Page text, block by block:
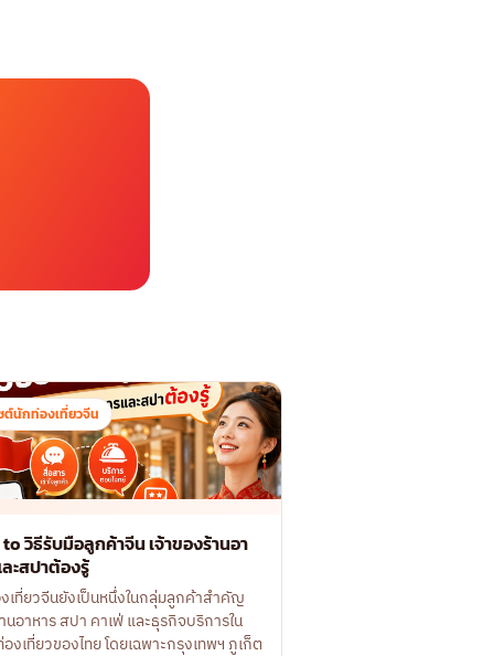
ต์นักท่องเที่ยวจีน
วิธีรับมือลูกค้าจีน เจ้าของร้านอา
ะสปาต้องรู้
เที่ยวจีนยังเป็นหนึ่งในกลุ่มลูกค้าสำคัญ
นอาหาร สปา คาเฟ่ และธุรกิจบริการใน
องเที่ยวของไทย โดยเฉพาะกรุงเทพฯ ภูเก็ต